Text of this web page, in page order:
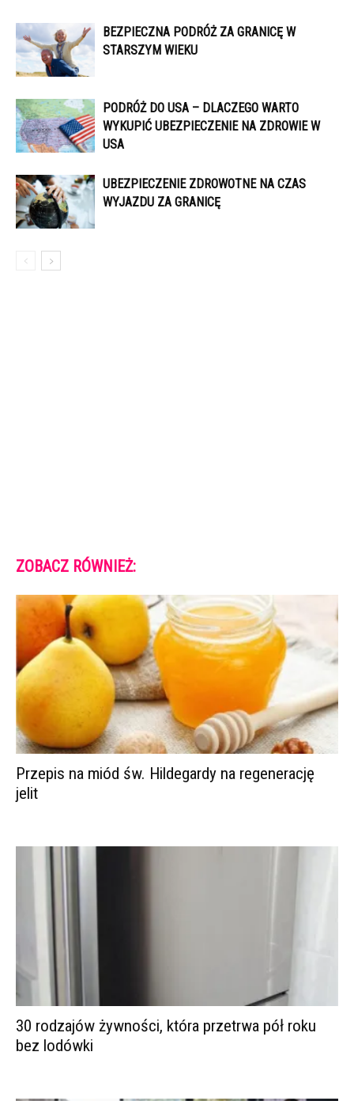
BEZPIECZNA PODRÓŻ ZA GRANICĘ W
STARSZYM WIEKU
PODRÓŻ DO USA – DLACZEGO WARTO
WYKUPIĆ UBEZPIECZENIE NA ZDROWIE W
USA
UBEZPIECZENIE ZDROWOTNE NA CZAS
WYJAZDU ZA GRANICĘ
ZOBACZ RÓWNIEŻ:
Przepis na miód św. Hildegardy na regenerację
jelit
30 rodzajów żywności, która przetrwa pół roku
bez lodówki